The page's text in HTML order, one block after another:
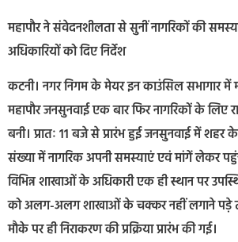
महापौर ने संवेदनशीलता से सुनीं नागरिकों की
अधिकारियों को दिए निर्देश
कटनी। नगर निगम के मेयर इन काउंसिल सभागार
महापौर जनसुनवाई एक बार फिर नागरिकों के लिए
बनी। प्रातः 11 बजे से प्रारंभ हुई जनसुनवाई में शहर के
संख्या में नागरिक अपनी समस्याएं एवं मांगें लेकर
विभिन्न शाखाओं के अधिकारी एक ही स्थान पर
को अलग-अलग शाखाओं के चक्कर नहीं लगाने पड़े
मौके पर ही निराकरण की प्रक्रिया प्रारंभ की गई।